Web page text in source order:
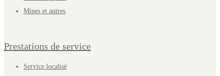
Mines et autres
Prestations de service
Service localisé